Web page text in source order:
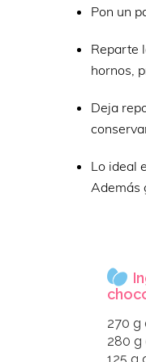
Pon un
Reparte
hornos,
Deja
Lo ideal
Además
270 g
280 g